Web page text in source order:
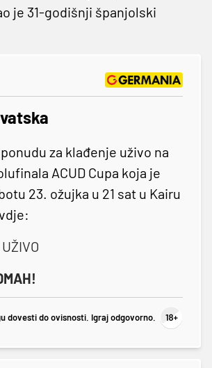
je 31-godišnji španjolski
za klađenje uživo na
ACUD Cupa koja je
23. ožujka u 21 sat u Kairu
dovesti do ovisnosti. Igraj odgovorno.